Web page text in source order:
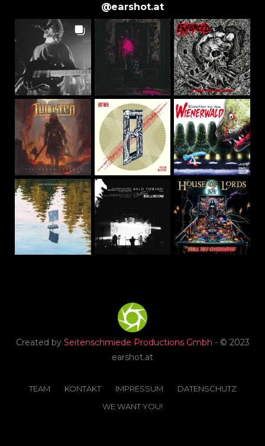
@earshot.at
Created by Seitenschmiede Productions Gmbh - © 2023
earshot.at
TEAM KONTAKT IMPRESSUM
DATENSCHUTZ
WE WANT YOU!